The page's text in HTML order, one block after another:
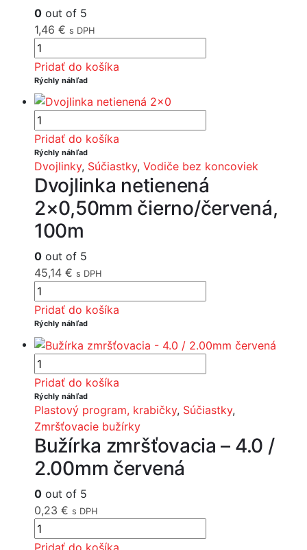
0 out of 5
1,46 € s DPH
Pridať do košíka
Rýchly náhľad
Pridať do košíka
Rýchly náhľad
Dvojlinky, Súčiastky, Vodiče bez koncoviek
Dvojlinka netienená
2×0,50mm čierno/červená,
100m
0 out of 5
45,14 € s DPH
Pridať do košíka
Rýchly náhľad
Pridať do košíka
Rýchly náhľad
Plastový program, krabičky, Súčiastky,
Zmršťovacie bužírky
Bužírka zmršťovacia – 4.0 /
2.00mm červená
0 out of 5
0,23 € s DPH
Pridať do košíka